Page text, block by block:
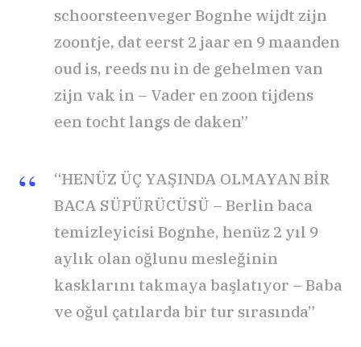
schoorsteenveger Bognhe wijdt zijn
zoontje, dat eerst 2 jaar en 9 maanden
oud is, reeds nu in de gehelmen van
zijn vak in – Vader en zoon tijdens
een tocht langs de daken”
“HENÜZ ÜÇ YAŞINDA OLMAYAN BİR
BACA SÜPÜRÜCÜSÜ – Berlin baca
temizleyicisi Bognhe, henüz 2 yıl 9
aylık olan oğlunu mesleğinin
kasklarını takmaya başlatıyor – Baba
ve oğul çatılarda bir tur sırasında”